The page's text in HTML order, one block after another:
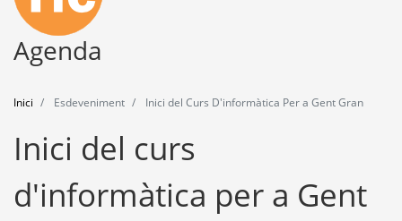
Actualitat
Eines
Agenda
Inici Esdeveniment Inici del Curs D'informàtica Per a Gent Gran
Inici del curs
d'informàtica per a Gent